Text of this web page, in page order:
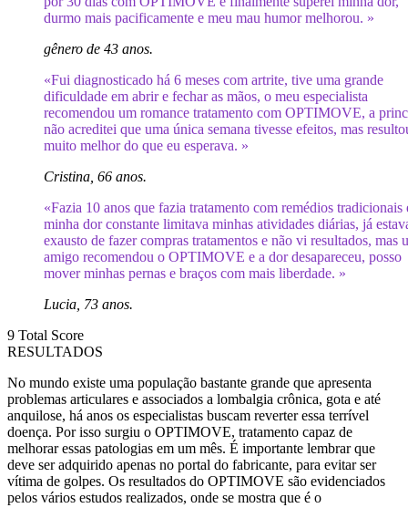
durmo mais pacificamente e meu mau humor melhorou. »
gênero de 43 anos.
«Fui diagnosticado há 6 meses com artrite, tive uma grande
dificuldade em abrir e fechar as mãos, o meu especialista
recomendou um romance tratamento com OPTIMOVE, a
não acreditei que uma única semana tivesse efeitos, mas
muito melhor do que eu esperava. »
Cristina, 66 anos.
«Fazia 10 anos que fazia tratamento com remédios tradicionais
minha dor constante limitava minhas atividades diárias, já
exausto de fazer compras tratamentos e não vi resultados, mas
amigo recomendou o OPTIMOVE e a dor desapareceu, posso
mover minhas pernas e braços com mais liberdade. »
Lucia, 73 anos.
9 Total Score
RESULTADOS
No mundo existe uma população bastante grande que apresenta
problemas articulares e associados a lombalgia crônica, gota e até
anquilose, há anos os especialistas buscam reverter essa terrível
doença. Por isso surgiu o OPTIMOVE, tratamento capaz de
melhorar essas patologias em um mês. É importante lembrar que
deve ser adquirido apenas no portal do fabricante, para evitar ser
vítima de golpes. Os resultados do OPTIMOVE são evidenciados
pelos vários estudos realizados, onde se mostra que é o